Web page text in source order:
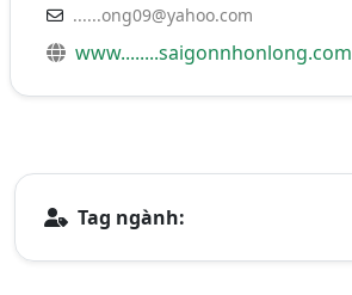
......ong09@yahoo.com
www........saigonnhonlong.com
Tag ngành: